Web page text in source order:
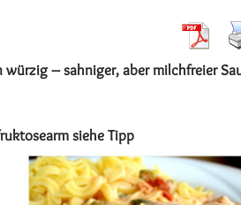
– sahniger, aber milchfreier
siehe Tipp